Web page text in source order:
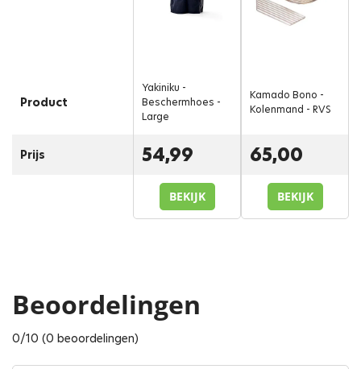
Product
Prijs
Yakiniku -
Beschermhoes -
Large
54,99
BEKIJK
Kamado Bono -
Kolenmand - RVS
65,00
BEKIJK
Beoordelingen
0/10 (0 beoordelingen)